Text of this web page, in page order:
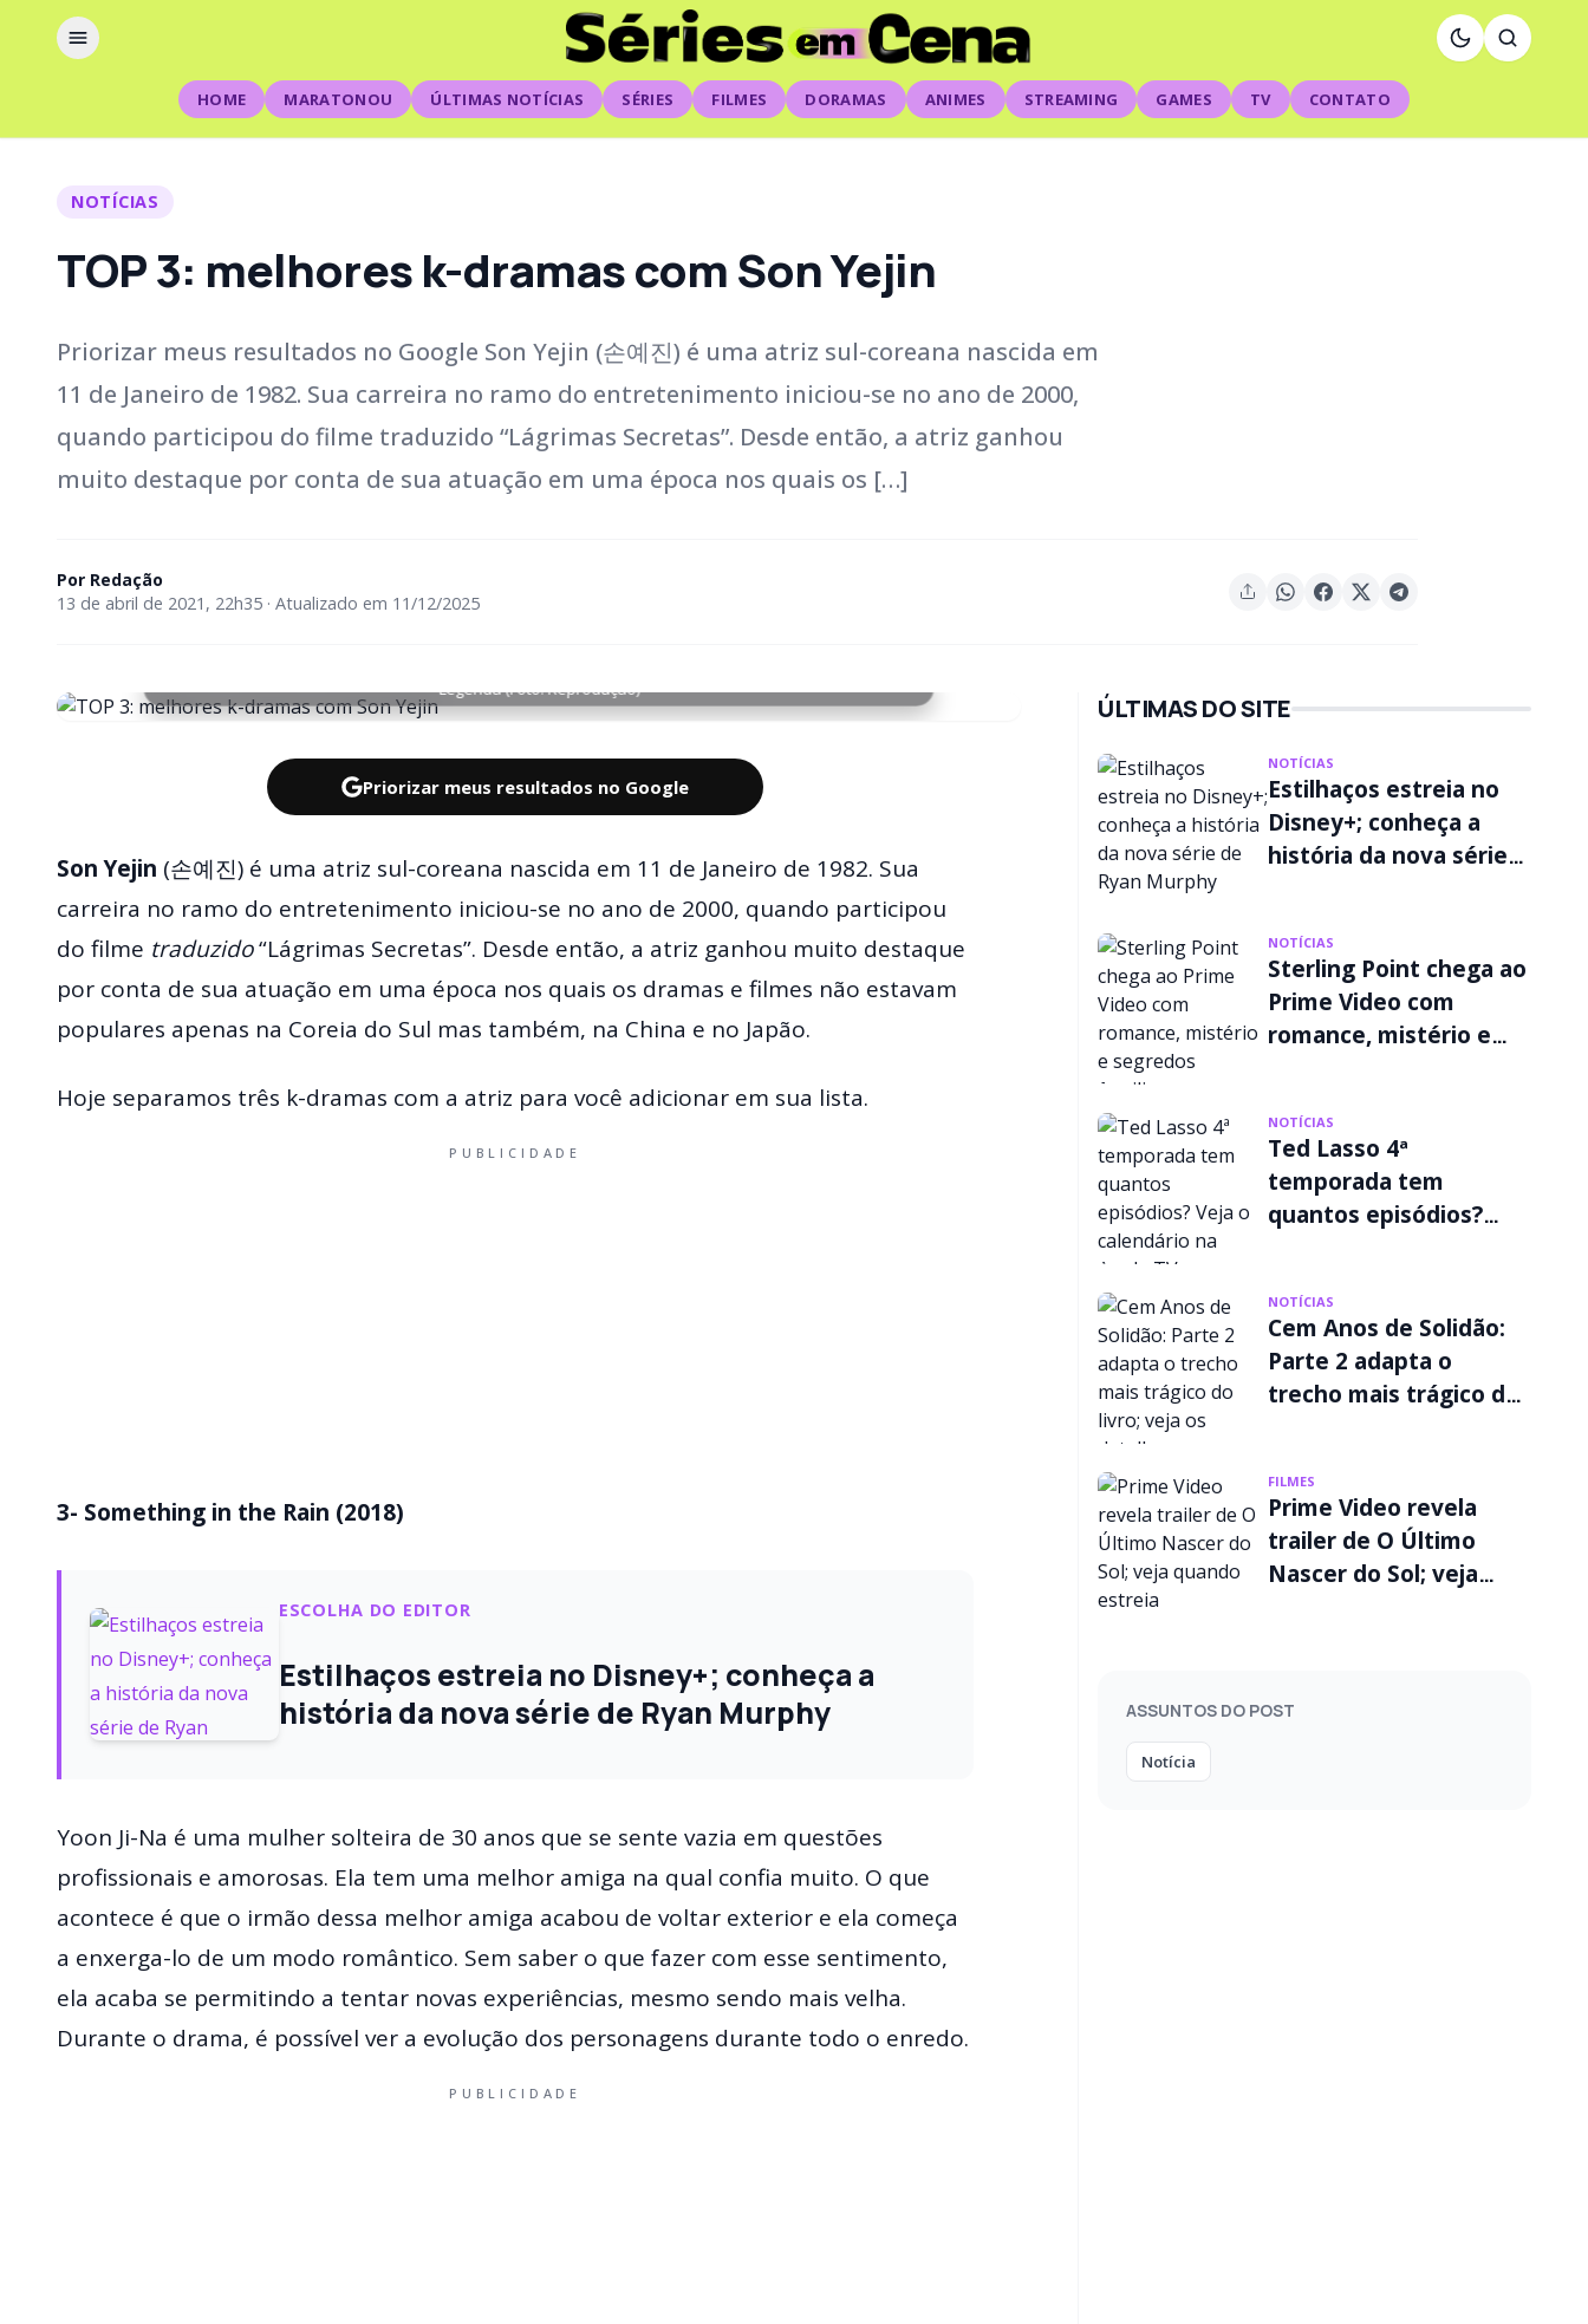
HOME MARATONOU ÚLTIMAS NOTÍCIAS SÉRIES FILMES DORAMAS ANIMES STREAMING GAMES TV CONTATO
NOTÍCIAS
TOP 3: melhores k-dramas com Son Yejin
Priorizar meus resultados no Google Son Yejin (손예진) é uma atriz sul-coreana nascida em
11 de Janeiro de 1982. Sua carreira no ramo do entretenimento iniciou-se no ano de 2000,
quando participou do filme traduzido “Lágrimas Secretas”. Desde então, a atriz ganhou
muito destaque por conta de sua atuação em uma época nos quais os […]
Por Redação
13 de abril de 2021, 22h35 · Atualizado em 11/12/2025
Legenda (Foto: Reprodução)
Priorizar meus resultados no Google
Son Yejin (손예진) é uma atriz sul-coreana nascida em 11 de Janeiro de 1982. Sua
carreira no ramo do entretenimento iniciou-se no ano de 2000, quando participou
do filme traduzido“Lágrimas Secretas”. Desde então, a atriz ganhou muito destaque
por conta de sua atuação em uma época nos quais os dramas e filmes não estavam
populares apenas na Coreia do Sul mas também, na China e no Japão.
Hoje separamos três k-dramas com a atriz para você adicionar em sua lista.
PUBLICIDADE
3- Something in the Rain (2018)
ESCOLHA DO EDITOR
Estilhaços estreia no Disney+; conheça a
história da nova série de Ryan Murphy
Yoon Ji-Na é uma mulher solteira de 30 anos que se sente vazia em questões
profissionais e amorosas. Ela tem uma melhor amiga na qual confia muito. O que
acontece é que o irmão dessa melhor amiga acabou de voltar exterior e ela começa
a enxerga-lo de um modo romântico. Sem saber o que fazer com esse sentimento,
ela acaba se permitindo a tentar novas experiências, mesmo sendo mais velha.
Durante o drama, é possível ver a evolução dos personagens durante todo o enredo.
PUBLICIDADE
ÚLTIMAS DO SITE
NOTÍCIAS
Estilhaços estreia no
Disney+; conheça a
história da nova série
NOTÍCIAS
Sterling Point chega ao
Prime Video com
romance, mistério e
NOTÍCIAS
Ted Lasso 4ª
temporada tem
quantos episódios?
NOTÍCIAS
Cem Anos de Solidão:
Parte 2 adapta o
trecho mais trágico do
FILMES
Prime Video revela
trailer de O Último
Nascer do Sol; veja
ASSUNTOS DO POST
Notícia